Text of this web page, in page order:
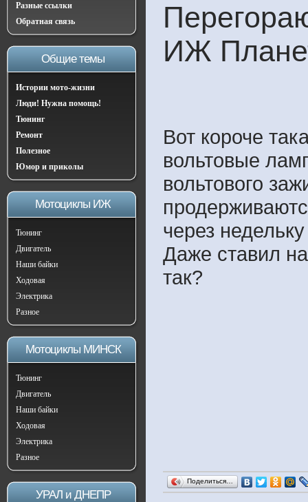
Разные ссылки
Обратная связь
Общие темы
Истории мото-жизни
Люди! Нужна помощь!
Тюнинг
Ремонт
Полезное
Юмор и приколы
Мотоциклы ИЖ
Тюнинг
Двигатель
Наши байки
Ходовая
Электрика
Разное
Мотоциклы МИНСК
Тюнинг
Двигатель
Наши байки
Ходовая
Электрика
Разное
УРАЛ и ДНЕПР
ИЖ
Вот короче
вольтовые
вольтового
через
Даже ставил
так?
Поделиться…